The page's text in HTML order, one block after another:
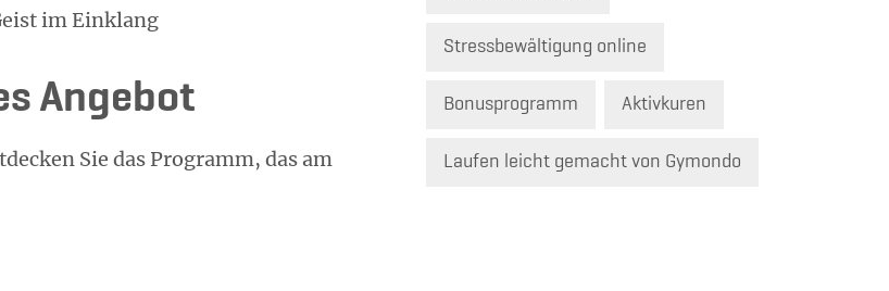
im Einklang
Angebot
Sie das Programm, das am
Stressbewältigung online
Bonusprogramm Aktivkuren
Laufen leicht gemacht von Gymondo